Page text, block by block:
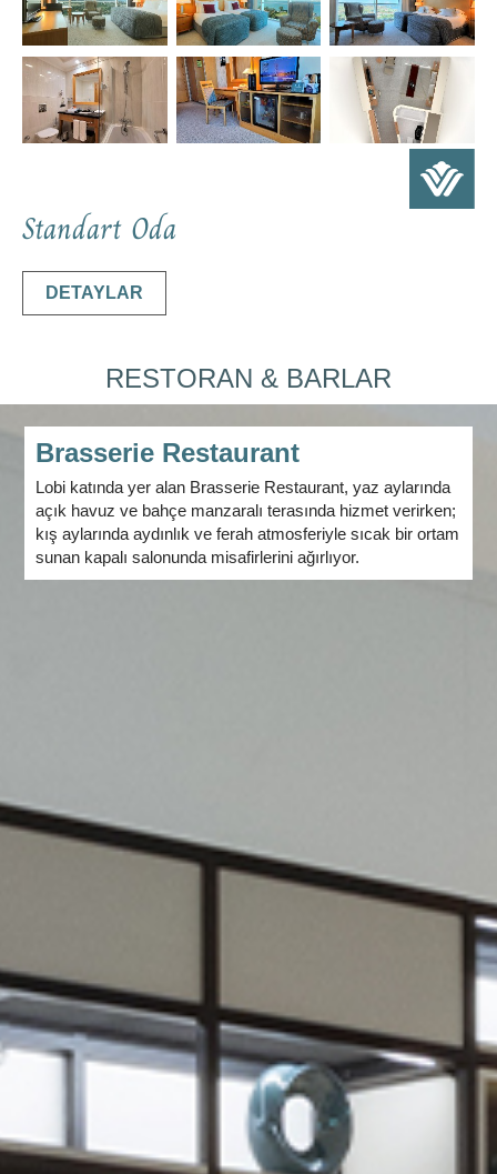
Standart Oda
DETAYLAR
RESTORAN & BARLAR
Brasserie Restaurant
Lobi katında yer alan Brasserie Restaurant, yaz aylarında
açık havuz ve bahçe manzaralı terasında hizmet verirken;
kış aylarında aydınlık ve ferah atmosferiyle sıcak bir ortam
sunan kapalı salonunda misafirlerini ağırlıyor.